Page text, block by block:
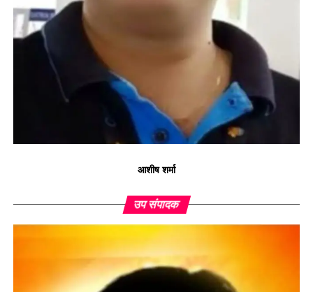
आशीष शर्मा
उप संपादक